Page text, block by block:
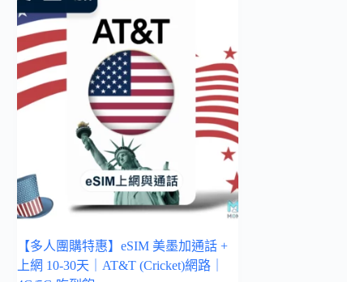
【多人團購特惠】eSIM 美墨加通話 +
上網 10-30天｜AT&T (Cricket)網路｜